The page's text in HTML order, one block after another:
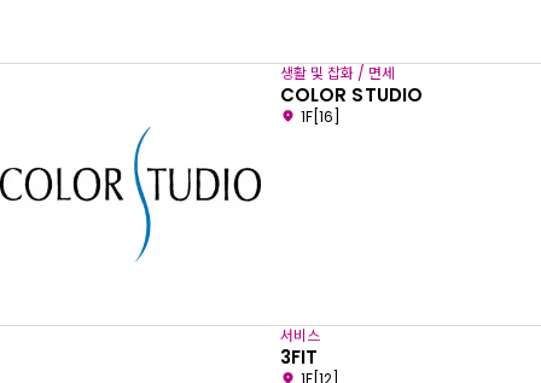
생활 및 잡화 / 면세
COLOR STUDIO
1F[16]
서비스
3FIT
1F[12]